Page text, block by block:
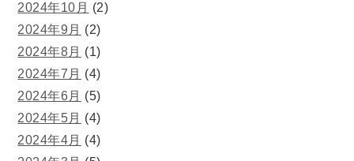
2024年10月 (2)
2024年9月 (2)
2024年8月 (1)
2024年7月 (4)
2024年6月 (5)
2024年5月 (4)
2024年4月 (4)